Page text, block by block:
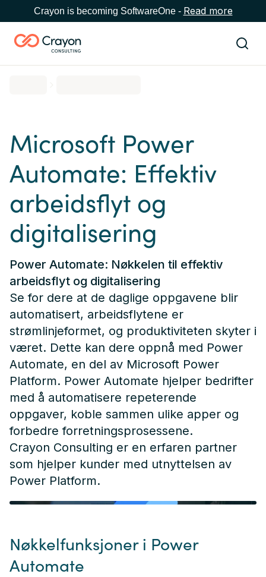
Crayon is becoming SoftwareOne - Read more
Microsoft Power
Automate: Effektiv
arbeidsflyt og
digitalisering
Power Automate: Nøkkelen til effektiv
arbeidsflyt og digitalisering
Se for dere at de daglige oppgavene blir
automatisert, arbeidsflytene er
strømlinjeformet, og produktiviteten skyter i
været. Dette kan dere oppnå med Power
Automate, en del av Microsoft Power
Platform. Power Automate hjelper bedrifter
med å automatisere repeterende
oppgaver, koble sammen ulike apper og
forbedre forretningsprosessene.
Crayon Consulting er en erfaren partner
som hjelper kunder med utnyttelsen av
Power Platform.
Nøkkelfunksjoner i Power
Automate